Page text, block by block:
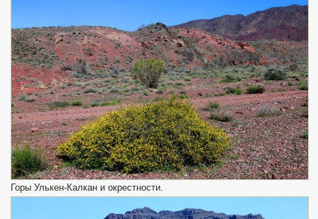
Горы Улькен-Калкан и окрестности.